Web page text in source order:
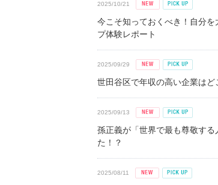
2025/10/21
今こそ知っておくべき！自分
プ体験レポート
2025/09/29
世田谷区で年収の高い企業は
2025/09/13
孫正義が「世界で最も尊敬す
た！？
2025/08/11